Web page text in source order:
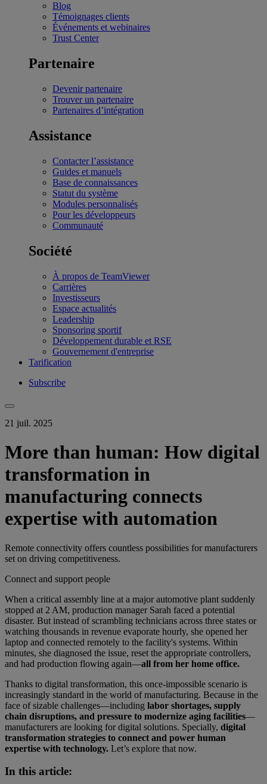
Blog
Témoignages clients
Événements et webinaires
Trust Center
Partenaire
Devenir partenaire
Trouver un partenaire
Partenaires d’intégration
Assistance
Contacter l’assistance
Guides et manuels
Base de connaissances
Statut du système
Modules personnalisés
Pour les développeurs
Communauté
Société
À propos de TeamViewer
Carrières
Investisseurs
Espace actualités
Leadership
Sponsoring sportif
Développement durable et RSE
Gouvernement d'entreprise
Tarification
Subscribe
21 juil. 2025
More than human: How digital
transformation in
manufacturing connects
expertise with automation
Remote connectivity offers countless possibilities for manufacturers
set on driving competitiveness.
Connect and support people
When a critical assembly line at a major automotive plant suddenly
stopped at 2 AM, production manager Sarah faced a potential
disaster. But instead of scrambling technicians across three states or
watching thousands in revenue evaporate hourly, she opened her
laptop and connected remotely to the facility's systems. Within
minutes, she diagnosed the issue, reset the appropriate controllers,
and had production flowing again—all from her home office.
Thanks to digital transformation, this once-impossible scenario is
increasingly standard in the world of manufacturing. Because in the
face of sizable challenges—including labor shortages, supply
chain disruptions, and pressure to modernize aging facilities—
manufacturers are looking for digital solutions. Specially, digital
transformation strategies to connect and power human
expertise with technology. Let’s explore that now.
In this article: